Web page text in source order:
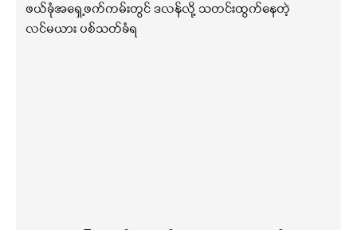
ဖယ်ခုံအရှေ့ဖက်ကမ်းတွင် ဒလန်လို့ သတင်းထွက်နေတဲ့
လင်မယား ပစ်သတ်ခံရ